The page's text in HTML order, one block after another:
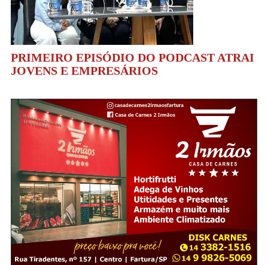
PRIMEIRO EPISÓDIO DO PODCAST ATRAI
JOVENS E EMPRESÁRIOS